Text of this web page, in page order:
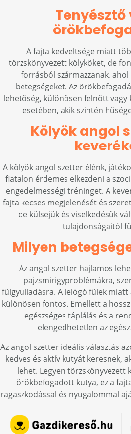
Tenyésztő
A fajta kedveltsége miatt
törzskönyvezett kölyköket, de
forrásból származzanak,
betegségeket. Az
lehetőség, különösen felnőtt vagy
esetében, akik szintén
Kölyök angol
A kölyök angol szetter élénk,
fiatalon érdemes elkezdeni a
engedelmességi tréninget. A
fajta kecses megjelenését és
de külsejük és viselkedésük
tulajdonságaitól
Milyen
Az angol szetter hajlamos
pajzsmirigyproblémákra,
fülgyulladásra. A lelógó fülek
különösen fontos. Emellett a
egészséges táplálás és a
elengedhetetlen az
Az angol szetter ideális választás
kedves és aktív kutyát keresnek,
lehet. Legyen törzskönyvezett
örökbefogadott kutya, ez a
ragaszkodással és nyugalommal